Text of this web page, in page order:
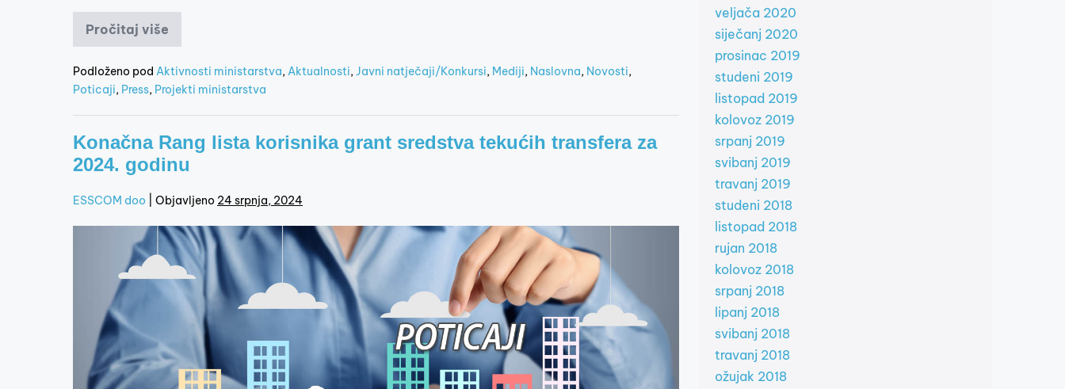
Pročitaj više
Podloženo pod Aktivnosti ministarstva,Aktualnosti,Javni natječaji/Konkursi, Mediji, Naslovna, Novosti,
Poticaji, Press, Projekti ministarstva
Konačna Rang lista korisnika grant sredstva tekućih transfera za
2024. godinu
ESSCOM doo Objavljeno 24 srpnja, 2024
veljača 2020
siječanj 2020
prosinac 2019
studeni 2019
listopad 2019
kolovoz 2019
srpanj 2019
svibanj 2019
travanj 2019
studeni 2018
listopad 2018
rujan 2018
kolovoz 2018
srpanj 2018
lipanj 2018
svibanj 2018
travanj 2018
ožujak 2018